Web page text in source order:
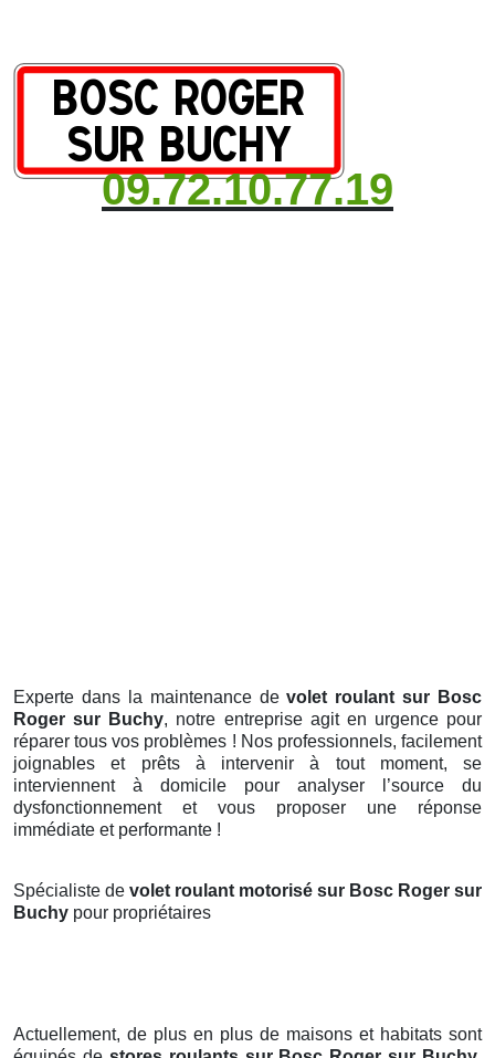
09.72.10.77.19
Experte dans la maintenance devolet roulant sur Bosc
Roger sur Buchy, notre entreprise agit en urgence pour
réparer tous vos problèmes ! Nos professionnels, facilement
joignables et prêts à intervenir à tout moment, se
interviennent à domicile pour analyser l’source du
dysfonctionnement et vous proposer une réponse
immédiate et performante !
Spécialiste de volet roulant motorisé sur Bosc Roger sur
Buchy pour propriétaires
Actuellement, de plus en plus de maisons et habitats sont